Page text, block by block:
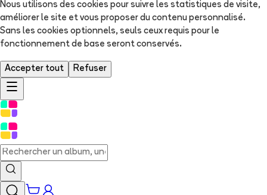
Nous utilisons des cookies pour suivre les statistiques de visite,
améliorer le site et vous proposer du contenu personnalisé.
Sans les cookies optionnels, seuls ceux requis pour le
fonctionnement de base seront conservés.
Accepter tout Refuser